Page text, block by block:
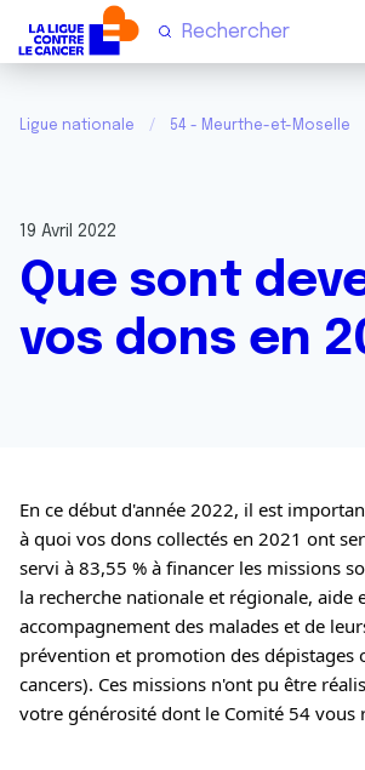
Ligue nationale 54 - Meurthe-et-Moselle
19 Avril 2022
Que sont
vos dons en
En ce début d'année 2022, il est
à quoi vos dons collectés en 2021 ont
servi à 83,55 % à financer les missions
la recherche nationale et régionale, aide
accompagnement des malades et de
prévention et promotion des dépistages
cancers). Ces missions n'ont pu être
votre générosité dont le Comité 54 vous